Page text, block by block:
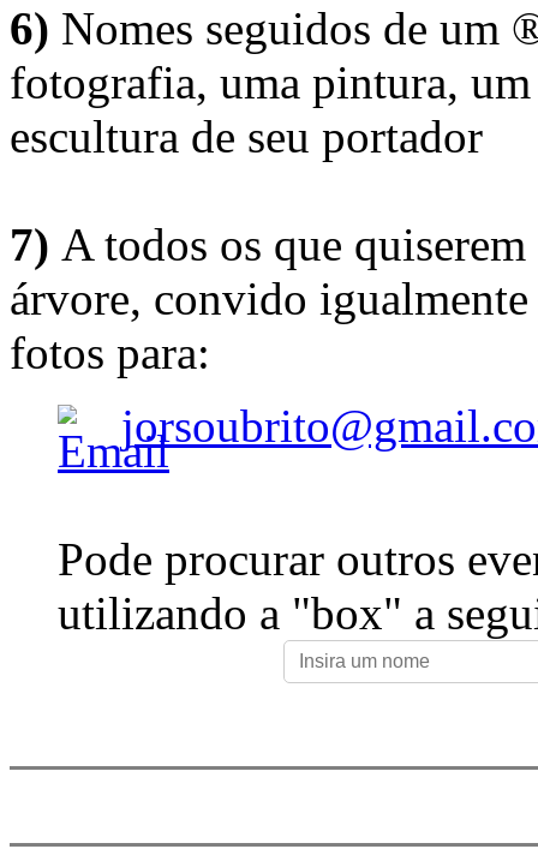
6) Nomes seguidos de um
fotografia, uma pintura,
escultura de seu portador
7) A todos os que
árvore, convido
fotos para:
Pode procurar outros
utilizando a "box" a